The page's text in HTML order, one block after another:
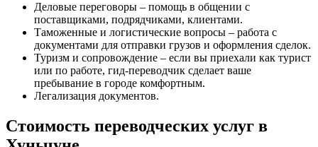
Деловые переговоры – помощь в общении с
поставщиками, подрядчиками, клиентами.
Таможенные и логистические вопросы – работа с
документами для отправки грузов и оформления сделок.
Туризм и сопровождение – если вы приехали как турист
или по работе, гид-переводчик сделает ваше
пребывание в городе комфортным.
Легализация документов.
Стоимость переводческих услуг в